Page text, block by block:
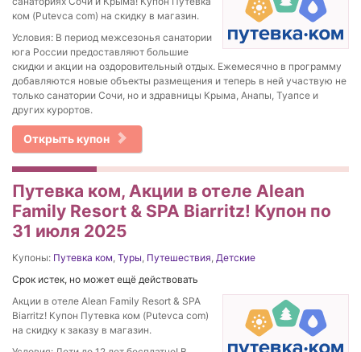
ком (Putevca com) на скидку в магазин.
Условия: В период межсезонья санатории
юга России предоставляют большие
скидки и акции на оздоровительный отдых. Ежемесячно в программу
добавляются новые объекты размещения и теперь в ней участвую не
только санатории Сочи, но и здравницы Крыма, Анапы, Туапсе и
других курортов.
Открыть купон
Путевка ком, Акции в отеле Alean
Family Resort & SPA Biarritz! Купон по
31 июля 2025
Купоны: Путевка ком, Туры, Путешествия, Детские
Срок истек, но может ещё действовать
Акции в отеле Alean Family Resort & SPA
Biarritz! Купон Путевка ком (Putevca com)
на скидку к заказу в магазин.